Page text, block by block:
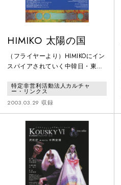
HIMIKO 太陽の国
（フライヤーより）HIMIKOにイン
スパイアされていく中韓日・東ア
女の無限の循環－HIMIKO＝太陽へ
の回帰闇と光・色彩とムーブメン
トによる2003年最も注目のダンス
特定非営利活動法人カルチャ
ー・リンクス
2003.03.29 収録